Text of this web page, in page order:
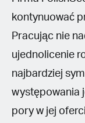
kontynuować
Pracując nie
ujednolicenie
najbardziej
występowania
pory w jej